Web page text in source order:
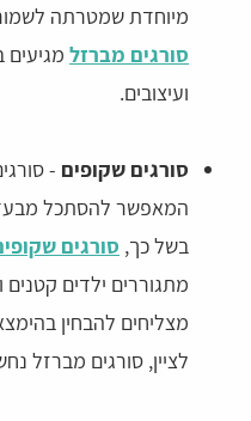
מיוחדת שמטרתה
סורגים מברזל מגיעים
ועיצובים.
סורגים שקופים -
המאפשר להסתכל
בשל כך, סורגים
מתגוררים ילדים
מצליחים להבחין
לציין, סורגים מברזל